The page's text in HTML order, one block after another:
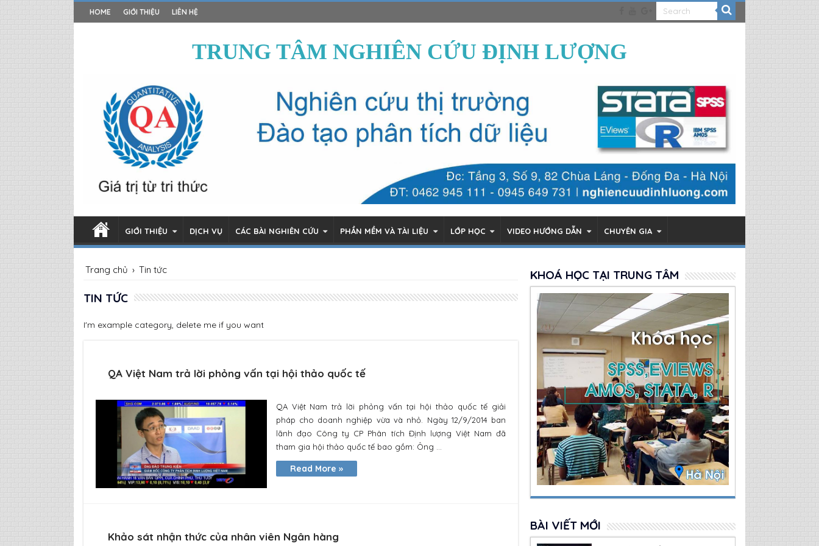
HOME GIỚI THIỆU LIÊN HỆ
TRUNG TÂM NGHIÊN CỨU ĐỊNH LƯỢNG
GIỚI THIỆU DỊCH VỤ CÁC BÀI NGHIÊN CỨU PHẦN MỀM VÀ TÀI LIỆU LỚP HỌC VIDEO HƯỚNG DẪN CHUYÊN GIA
Trang chủ › Tin tức
TIN TỨC
I'm example category, delete me if you want
QA Việt Nam trả lời phỏng vấn tại hội thảo quốc tế
QA Việt Nam trả lời phỏng vấn tại hội thảo quốc tế giải
pháp cho doanh nghiệp vừa và nhỏ. Ngày 12/9/2014 ban
lãnh đạo Công ty CP Phân tích Định lượng Việt Nam đã
tham gia hội thảo quốc tế bao gồm: Ông ...
Read More »
Khảo sát nhận thức của nhân viên Ngân hàng
KHOÁ HỌC TẠI TRUNG TÂM
BÀI VIẾT MỚI